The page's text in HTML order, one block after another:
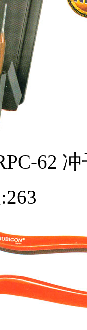
62
263